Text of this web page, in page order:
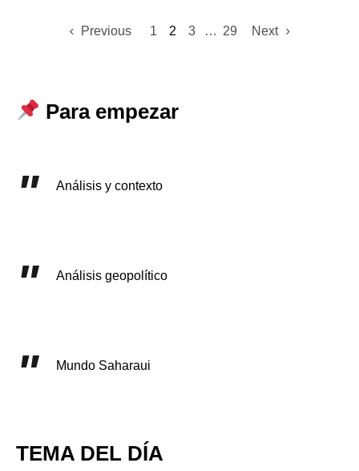
Previous 1 2 3 … 29 Next
Para empezar
Análisis y contexto
Análisis geopolítico
Mundo Saharaui
TEMA DEL DÍA